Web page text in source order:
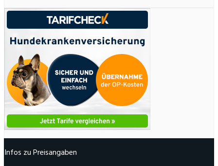
Infos zu Preisangaben